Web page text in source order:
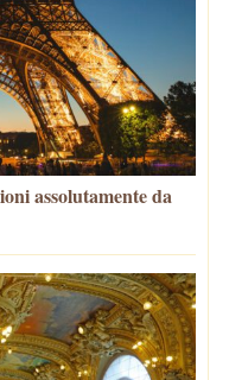
assolutamente da